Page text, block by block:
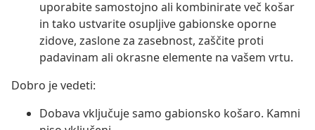
uporabite samostojno ali kombinirate več košar
in tako ustvarite osupljive gabionske oporne
zidove, zaslone za zasebnost, zaščite proti
padavinam ali okrasne elemente na vašem vrtu.
Dobro je vedeti:
Dobava vključuje samo gabionsko košaro. Kamni